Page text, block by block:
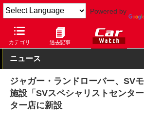
Powered by
カテゴリ 過去記事
Car Watch 自動車 ジャガー
ニュース
ジャガー・ランドローバー、SV
施設「SVスペシャリストセンタ
ター店に新設